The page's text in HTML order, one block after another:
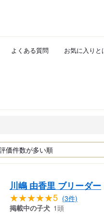
よくある質問 お気に入りと
川嶋 由香里 ブリーダー
★★★★★5 (3件)
掲載中の子犬 1頭